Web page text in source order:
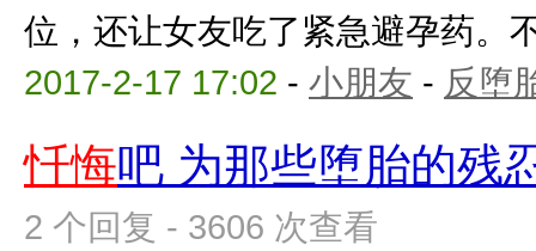
位，还让女友吃了紧急避孕药。
2017-2-17 17:02 - 小朋友 - 反堕
忏悔吧 为那些堕胎的残
2 个回复 - 3606 次查看